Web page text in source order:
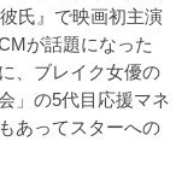
氏』で映画初主演
が話題になった
、ブレイク女優の
」の5代目応援マネ
あってスターへの